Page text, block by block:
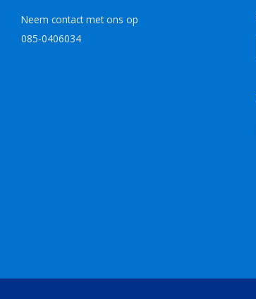
Neem contact met ons op
085-0406034